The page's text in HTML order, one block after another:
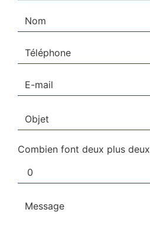
Combien font deux plus deux